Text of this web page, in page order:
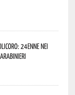
24enne nei